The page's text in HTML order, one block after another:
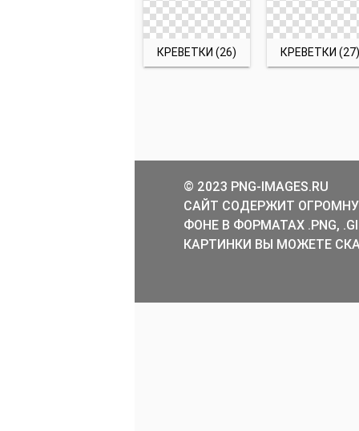
КРЕВЕТКИ (26) КРЕВЕТКИ (27)
© 2023 PNG-IMAGES.RU
САЙТ СОДЕРЖИТ
ФОНЕ В ФОРМАТАХ .PNG,
КАРТИНКИ ВЫ МОЖЕТЕ